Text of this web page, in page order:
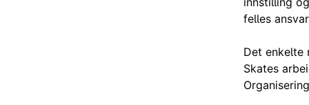
felles
Det enkelte
Skates